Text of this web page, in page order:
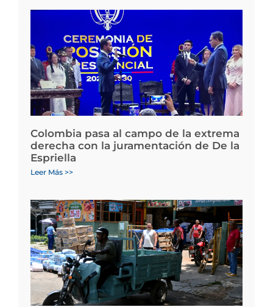
Colombia pasa al campo de la extrema
derecha con la juramentación de De la
Espriella
Leer Más >>